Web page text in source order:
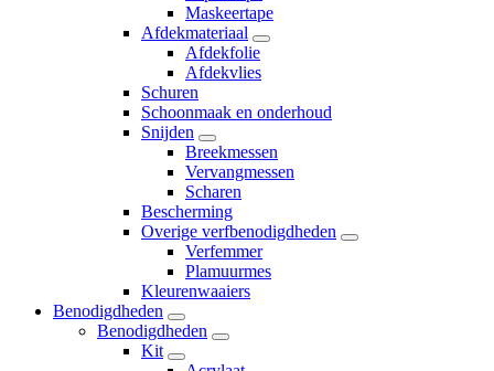
Maskeertape
Afdekmateriaal
Afdekfolie
Afdekvlies
Schuren
Schoonmaak en onderhoud
Snijden
Breekmessen
Vervangmessen
Scharen
Bescherming
Overige verfbenodigdheden
Verfemmer
Plamuurmes
Kleurenwaaiers
Benodigdheden
Benodigdheden
Kit